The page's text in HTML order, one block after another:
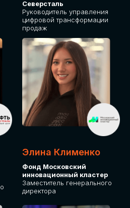
Северсталь
Руководитель управления
цифровой трансформации
продаж
Элина Клименко
Фонд Московский
инновационный кластер
Заместитель генерального
директора
GLOBAL
ваши
Будем